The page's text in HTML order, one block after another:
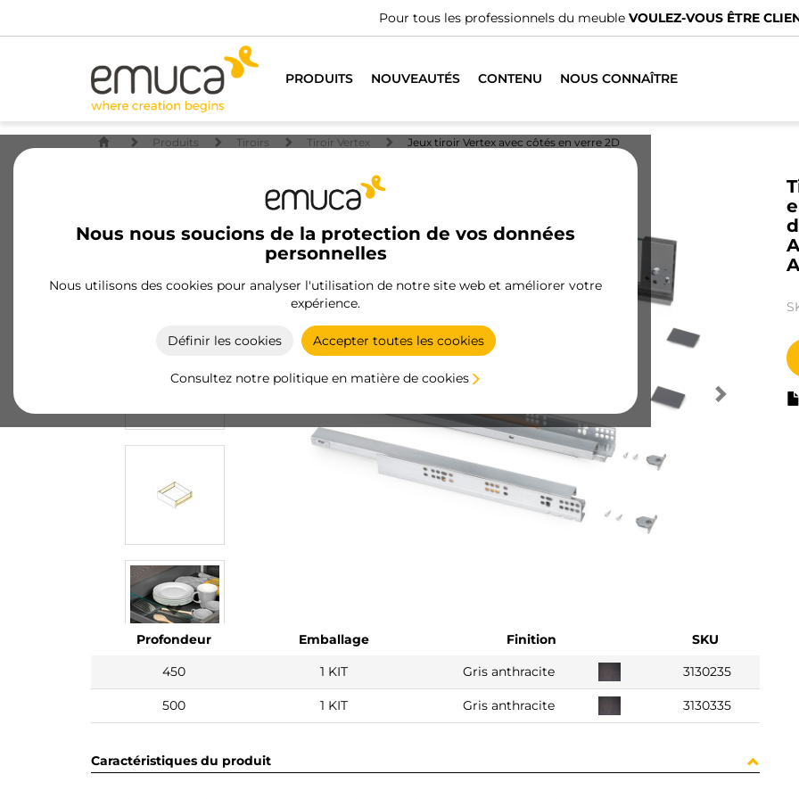
Pour tous les professionnels du meuble VOULEZ-VOUS ÊTRE
PRODUITS NOUVEAUTÉS CONTENU NOUS CONNAÎTRE
Nous nous soucions de la protection de vos données
personnelles
Nous utilisons des cookies pour analyser l'utilisation de notre site web et améliorer votre
expérience.
Définir les cookies Accepter toutes les cookies
Consultez notre politique en matière de cookies
Produits Tiroirs Tiroir Vertex Jeux tiroir Vertex avec côtés en verre 2D
Profondeur Emballage Finition
SKU
450
1 KIT Gris anthracite 3130235
500 1 KIT Gris anthracite 3130335
Caractéristiques du produit